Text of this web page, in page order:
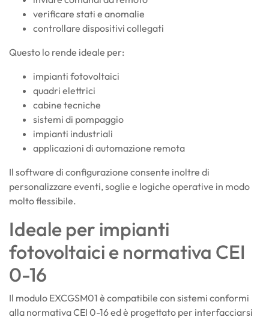
verificare stati e anomalie
controllare dispositivi collegati
Questo lo rende ideale per:
impianti fotovoltaici
quadri elettrici
cabine tecniche
sistemi di pompaggio
impianti industriali
applicazioni di automazione remota
Il software di configurazione consente inoltre di
personalizzare eventi, soglie e logiche operative in modo
molto flessibile.
Ideale per impianti
fotovoltaici e normativa CEI
0-16
Il modulo EXCGSM01 è compatibile con sistemi conformi
alla normativa CEI 0-16 ed è progettato per interfacciarsi